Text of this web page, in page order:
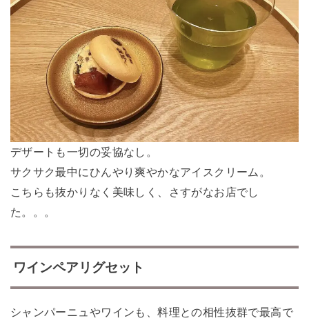
デザートも一切の妥協なし。
サクサク最中にひんやり爽やかなアイスクリーム。
こちらも抜かりなく美味しく、さすがなお店でし
た。。。
ワインペアリグセット
シャンパーニュやワインも、料理との相性抜群で最高で